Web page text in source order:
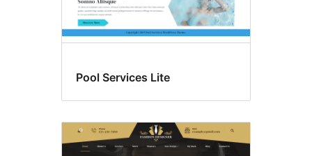
Pool Services Lite